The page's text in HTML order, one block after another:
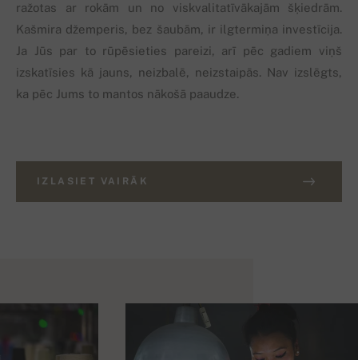
ražotas ar rokām un no viskvalitatīvākajām šķiedrām.
Kašmira džemperis, bez šaubām, ir ilgtermiņa investīcija.
Ja Jūs par to rūpēsieties pareizi, arī pēc gadiem viņš
izskatīsies kā jauns, neizbalē, neizstaipās. Nav izslēgts,
ka pēc Jums to mantos nākošā paaudze.
IZLASIET VAIRĀK